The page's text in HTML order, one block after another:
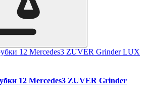
12 Mercedes3 ZUVER Grinder